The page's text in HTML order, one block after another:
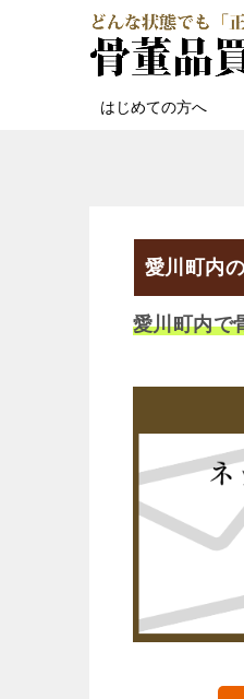
はじめての方へ
愛川町内
愛川町内で